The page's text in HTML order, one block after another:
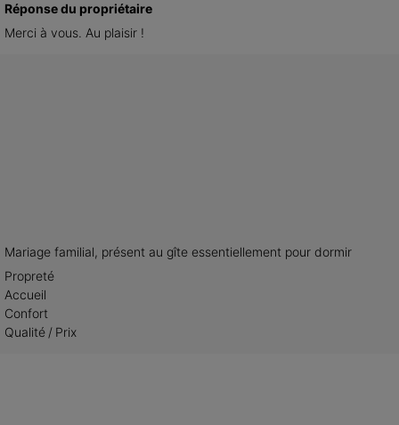
Réponse du propriétaire
Merci à vous. Au plaisir !
Mariage familial, présent au gîte essentiellement pour dormir
Propreté
Accueil
Confort
Qualité / Prix